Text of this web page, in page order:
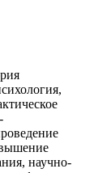
научно-